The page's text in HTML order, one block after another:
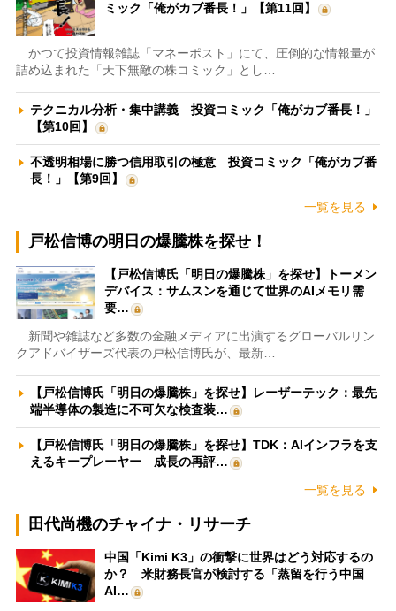
ミック「俺がカブ番長！」【第11回】
かつて投資情報雑誌「マネーポスト」にて、圧倒的な情報量が
詰め込まれた「天下無敵の株コミック」とし…
テクニカル分析・集中講義 投資コミック「俺がカブ番長！」
【第10回】
不透明相場に勝つ信用取引の極意 投資コミック「俺がカブ番
長！」【第9回】
一覧を見る
戸松信博の明日の爆騰株を探せ！
【戸松信博氏「明日の爆騰株」を探せ】トーメン
デバイス：サムスンを通じて世界のAIメモリ需
要…
新聞や雑誌など多数の金融メディアに出演するグローバルリン
クアドバイザーズ代表の戸松信博氏が、最新…
【戸松信博氏「明日の爆騰株」を探せ】レーザーテック：最先
端半導体の製造に不可欠な検査装…
【戸松信博氏「明日の爆騰株」を探せ】TDK：AIインフラを支
えるキープレーヤー 成長の再評…
一覧を見る
田代尚機のチャイナ・リサーチ
中国「Kimi K3」の衝撃に世界はどう対応するの
か？ 米財務長官が検討する「蒸留を行う中国
AI…